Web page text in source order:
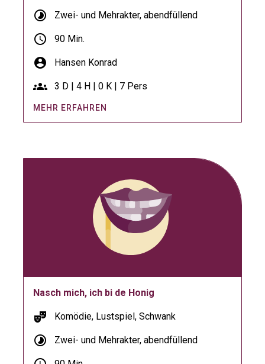
timelapse Zwei- und Mehrakter, abendfüllend
schedule 90 Min.
account_circle Hansen Konrad
groups 3 D | 4 H | 0 K | 7 Pers
MEHR ERFAHREN
Nasch mich, ich bi de Honig
theater_comedy Komödie, Lustspiel, Schwank
timelapse Zwei- und Mehrakter, abendfüllend